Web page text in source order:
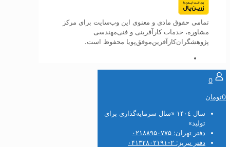
تمامی حقوق مادی و معنوی این وب‌سایت برای مرکز
مشاوره، خدمات کارآفرینی و فنی‌مهندسی
پژوهشگران‌کارآفرین‌موفق‌پویا محفوظ است.
0
0تومان
سال ۱۴۰٤ «سال سرمایه‌گذاری برای
تولید»
دفتر تهران: ۰۲۱۸۸۹۵۰۷۷۵
دفتر تبریز: ۲-۰۴۱۳۲۸۰۲۱۹۱